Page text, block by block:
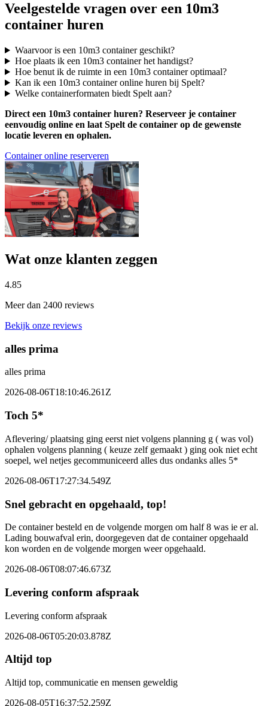
Veelgestelde vragen over een 10m3
container huren
Waarvoor is een 10m3 container geschikt?
Hoe plaats ik een 10m3 container het handigst?
Hoe benut ik de ruimte in een 10m3 container optimaal?
Kan ik een 10m3 container online huren bij Spelt?
Welke containerformaten biedt Spelt aan?
Direct een 10m3 container huren? Reserveer je container
eenvoudig online en laat Spelt de container op de gewenste
locatie leveren en ophalen.
Container online reserveren
Wat onze klanten zeggen
4.85
Meer dan 2400 reviews
Bekijk onze reviews
alles prima
alles prima
2026-08-06T18:10:46.261Z
Toch 5*
Aflevering/ plaatsing ging eerst niet volgens planning g ( was vol)
ophalen volgens planning ( keuze zelf gemaakt ) ging ook niet echt
soepel, wel netjes gecommuniceerd alles dus ondanks alles 5*
2026-08-06T17:27:34.549Z
Snel gebracht en opgehaald, top!
De container besteld en de volgende morgen om half 8 was ie er al.
Lading bouwafval erin, doorgegeven dat de container opgehaald
kon worden en de volgende morgen weer opgehaald.
2026-08-06T08:07:46.673Z
Levering conform afspraak
Levering conform afspraak
2026-08-06T05:20:03.878Z
Altijd top
Altijd top, communicatie en mensen geweldig
2026-08-05T16:37:52.259Z